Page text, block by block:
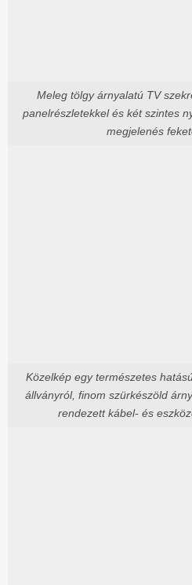
Meleg tölgy árnyalatú TV
panelrészletekkel és két szintes
megjelenés
Közelkép egy természetes
állványról, finom szürkészöld
rendezett kábel- és